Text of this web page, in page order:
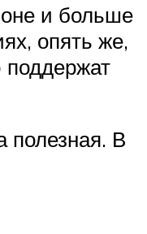
и больше
опять же,
поддержат
полезная. В